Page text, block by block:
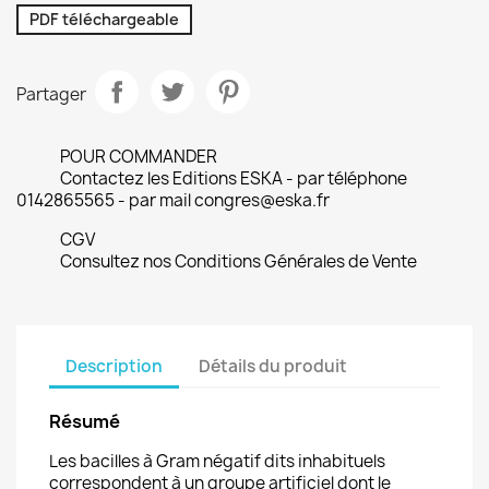
PDF téléchargeable
Partager
POUR COMMANDER
Contactez les Editions ESKA - par téléphone
0142865565 - par mail congres@eska.fr
CGV
Consultez nos Conditions Générales de Vente
Description Détails du produit
Résumé
Les bacilles à Gram négatif dits inhabituels
correspondent à un groupe artificiel dont le